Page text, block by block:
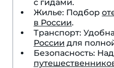
с гидами.
Жилье: Подбор
в России.
Транспорт:
России для
Безопасность: